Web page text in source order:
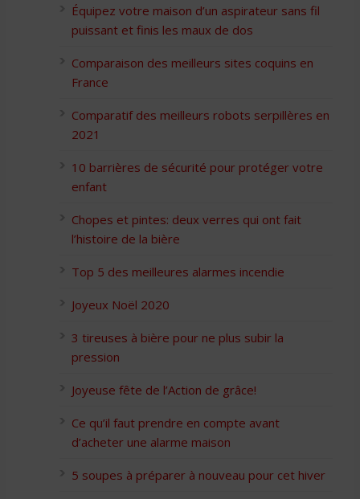
Équipez votre maison d’un aspirateur sans fil
puissant et finis les maux de dos
Comparaison des meilleurs sites coquins en
France
Comparatif des meilleurs robots serpillères en
2021
10 barrières de sécurité pour protéger votre
enfant
Chopes et pintes: deux verres qui ont fait
l’histoire de la bière
Top 5 des meilleures alarmes incendie
Joyeux Noël 2020
3 tireuses à bière pour ne plus subir la
pression
Joyeuse fête de l’Action de grâce!
Ce qu’il faut prendre en compte avant
d’acheter une alarme maison
5 soupes à préparer à nouveau pour cet hiver